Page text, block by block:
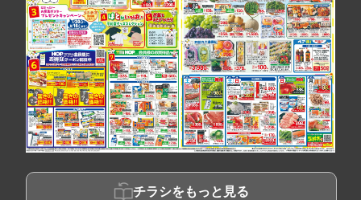
チラシをもっと見る